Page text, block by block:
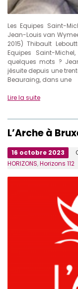
Les Equipes Saint-
Jean-Louis van
2015) Thibault
Equipes Saint-
quelques mots ?
jésuite depuis une
Beauraing, dans une
Lire la suite
L’Arche à
16 octobre 2023
HORIZONS,Horizons 112